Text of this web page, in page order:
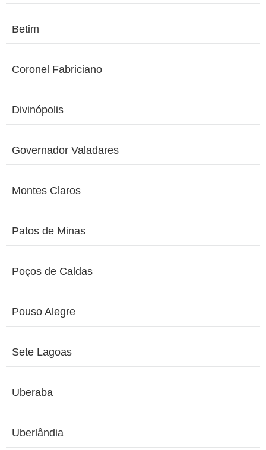
Betim
Coronel Fabriciano
Divinópolis
Governador Valadares
Montes Claros
Patos de Minas
Poços de Caldas
Pouso Alegre
Sete Lagoas
Uberaba
Uberlândia